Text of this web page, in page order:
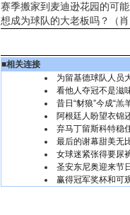
赛季搬家到麦迪逊花园的可
想成为球队的大老板吗？（肖
■相关连接
为留基德球队人员
看他人夺冠不是滋
昔日“豺狼”今成“羔
阿根廷人盼望衣锦
弃马丁留斯科特稳
最后的谢幕甜美无
女球迷紧张得要尿
圣安东尼奥迎来节
赢得冠军奖杯和可